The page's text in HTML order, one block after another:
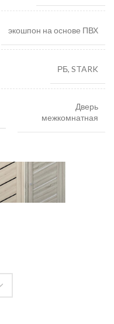
экошпон на основе ПВХ
РБ, STARK
Дверь
межкомнатная